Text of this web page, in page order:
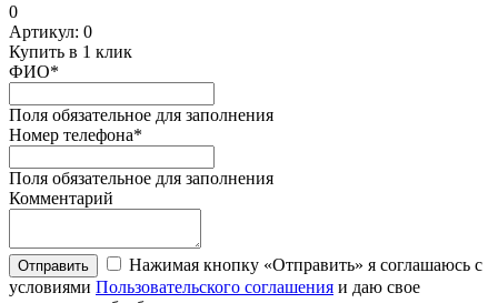
0
Артикул: 0
Купить в 1 клик
ФИО*
Поля обязательное для заполнения
Номер телефона*
Поля обязательное для заполнения
Комментарий
Отправить
Нажимая кнопку «Отправить» я соглашаюсь с
условиями Пользовательского соглашения и даю свое